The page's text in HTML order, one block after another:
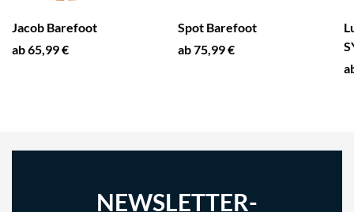
Jacob Barefoot
ab 65,99 €
Spot Barefoot
ab 75,99 €
NEWSLETTER-